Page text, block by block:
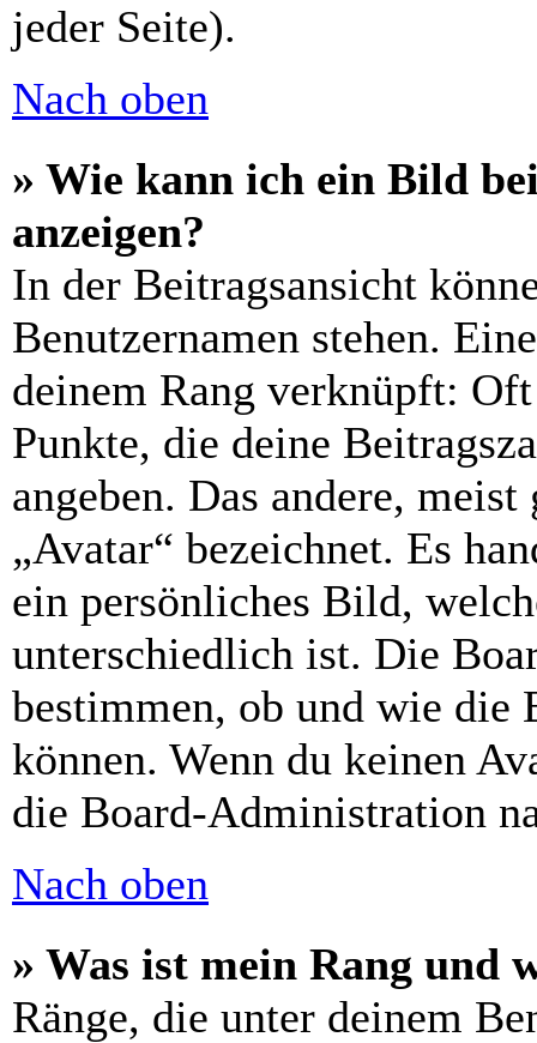
jeder Seite).
Nach oben
» Wie kann ich ein Bild
anzeigen?
In der Beitragsansicht
Benutzernamen stehen.
deinem Rang verknüpft:
Punkte, die deine
angeben. Das andere,
„Avatar“ bezeichnet. Es
ein persönliches Bild,
unterschiedlich ist. Die
bestimmen, ob und wie die
können. Wenn du keinen
die Board-Administration
Nach oben
» Was ist mein Rang und
Ränge, die unter deinem